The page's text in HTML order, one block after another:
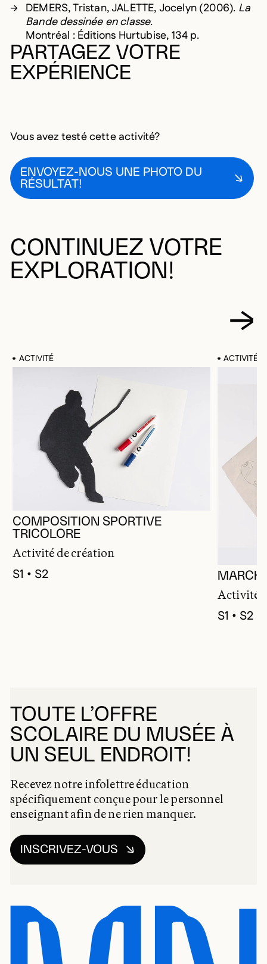
DEMERS, Tristan, JALETTE, Jocelyn (2006). La
Bande dessinée en classe.
Montréal : Éditions Hurtubise, 134 p.
PARTAGEZ VOTRE
EXPÉRIENCE
Vous avez testé cette activité?
ENVOYEZ-NOUS UNE PHOTO DU
RÉSULTAT!
CONTINUEZ VOTRE
EXPLORATION!
ACTIVITÉ
COMPOSITION SPORTIVE
TRICOLORE
Activité de création
S1 • S2
ACTIVITÉ
Activité
S1 • S2
TOUTE L’OFFRE
SCOLAIRE DU MUSÉE À
UN SEUL ENDROIT!
Recevez notre infolettre éducation
spécifiquement conçue pour le personnel
enseignant afin de ne rien manquer.
INSCRIVEZ-VOUS